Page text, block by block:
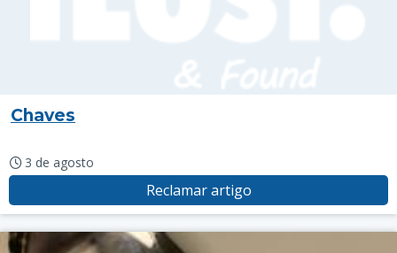
Chaves
3 de agosto
Reclamar artigo